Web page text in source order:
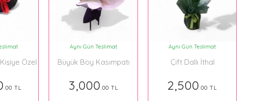
Özel
.00 TL
Aynı Gün Teslimat
Büyük Boy Kasımpatı
3,000.00 TL
Aynı Gün Teslimat
Çift Dallı İthal
Beyaz 010
2,500.00 TL